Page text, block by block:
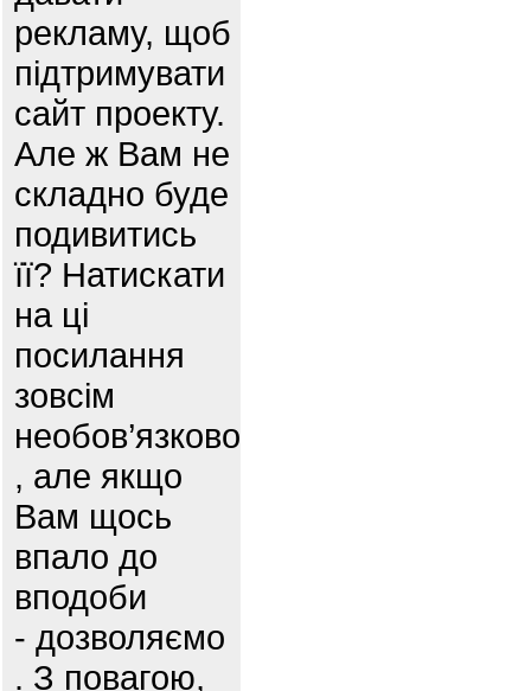
рекламу, щоб
підтримувати
сайт проекту.
Але ж Вам не
складно буде
подивитись
її? Натискати
на ці
посилання
зовсім
необов’язково
, але якщо
Вам щось
впало до
вподоби
- дозволяємо
. З повагою,